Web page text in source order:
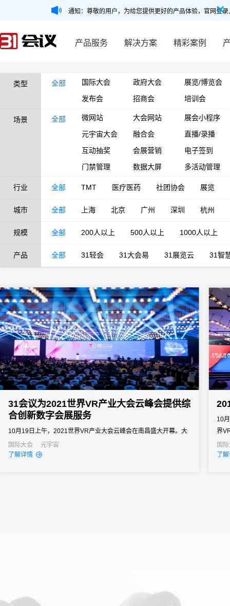
通知：尊敬的用户，为给您提供更好的产品体验，官网登
产品服务 解决方案 精彩案例
类型 全部 国际大会 政府大会
展览/博览会
发布会
招商会 培训会
场景 全部 微网站 大会网站
展会小程序
元宇宙大会
融合会
直播/录播
互动抽奖
会展营销
电子签到
门禁管理
数据大屏 多活动管理
行业 全部 TMT 医疗医药 社团协会 展览
城市 全部 上海 北京 广州 深圳 杭州
规模 全部 200人以上 500人以上 1000人以上
产品 全部 31轻会 31大会易 31展览云 31智
31会议为2021世界VR产业大会云峰会提供综
合创新数字会展服务
10月19日上午，2021世界VR产业大会云峰会在南昌盛大开幕。大
会由工业和信息化部、江西省人民政府主办，中国电子信息产业发
展研究院、江西省工业和信息化厅、南昌市人民政府、虚拟现实产
国际大会
元宇宙
了解详情
10
界
字
理
国
了